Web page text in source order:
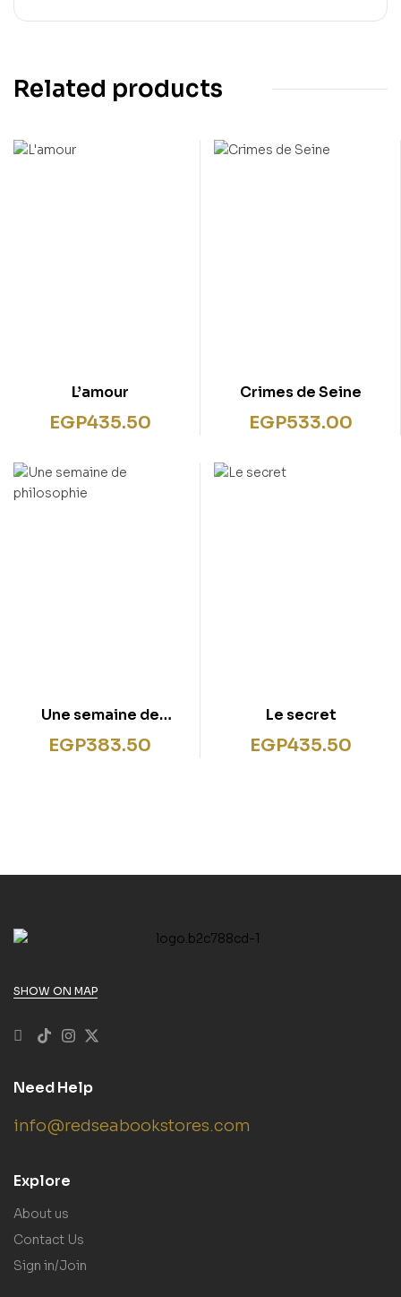
Related products
L’amour
EGP435.50
Crimes de Seine
EGP533.00
Une semaine de
philosophie
EGP383.50
Le secret
EGP435.50
SHOW ON MAP
Need Help
info@redseabookstores.com
Explore
About us
Contact Us
Sign in/Join